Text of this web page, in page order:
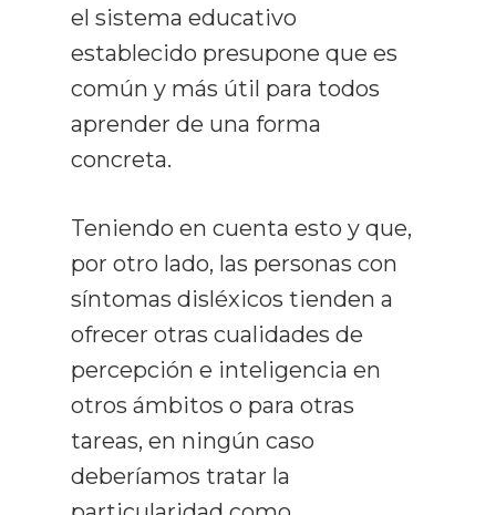
el sistema educativo
establecido presupone que es
común y más útil para todos
aprender de una forma
concreta.
Teniendo en cuenta esto y que,
por otro lado, las personas con
síntomas disléxicos tienden a
ofrecer otras cualidades de
percepción e inteligencia en
otros ámbitos o para otras
tareas, en ningún caso
deberíamos tratar la